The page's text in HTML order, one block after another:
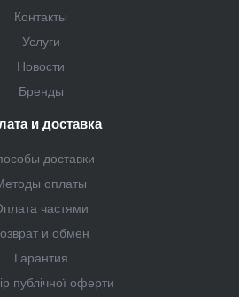
Контакты
Услуги
Новости
Бренды
и доставка
доставки
оплаты
частями
и обмен
Гарантия
публічної оферти